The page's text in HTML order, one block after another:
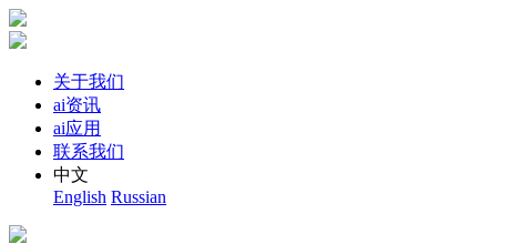
关于我们
ai资讯
ai应用
联系我们
中文
English Russian